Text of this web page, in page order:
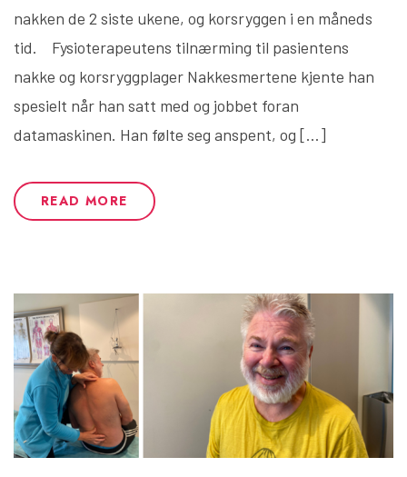
nakken de 2 siste ukene, og korsryggen i en måneds
tid. Fysioterapeutens tilnærming til pasientens
nakke og korsryggplager Nakkesmertene kjente han
spesielt når han satt med og jobbet foran
datamaskinen. Han følte seg anspent, og […]
READ MORE